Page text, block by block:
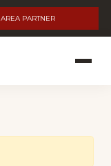
AREA PARTNER